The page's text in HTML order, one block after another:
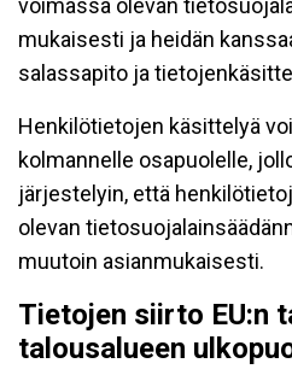
voimassa olevan
mukaisesti ja heidän
salassapito ja
Henkilötietojen käsittelyä
kolmannelle osapuolelle,
järjestelyin, että
olevan
muutoin asianmukaisesti.
Tietojen siirto EU:n
talousalueen